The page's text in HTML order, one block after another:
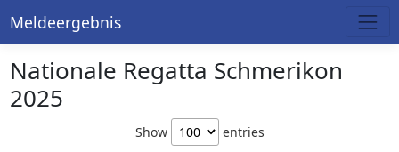
Meldeergebnis
Nationale Regatta Schmerikon
2025
Show
entries